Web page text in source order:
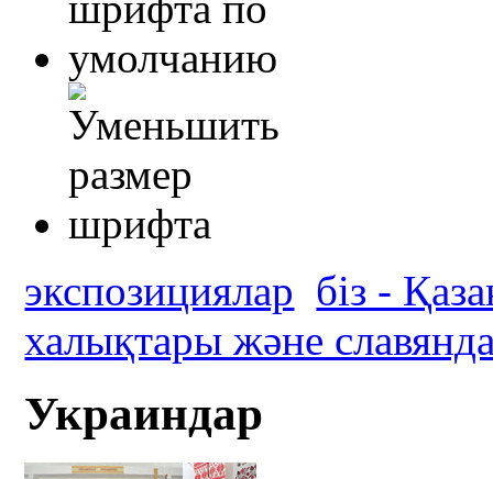
экспозициялар біз -
халықтары және
Украиндар